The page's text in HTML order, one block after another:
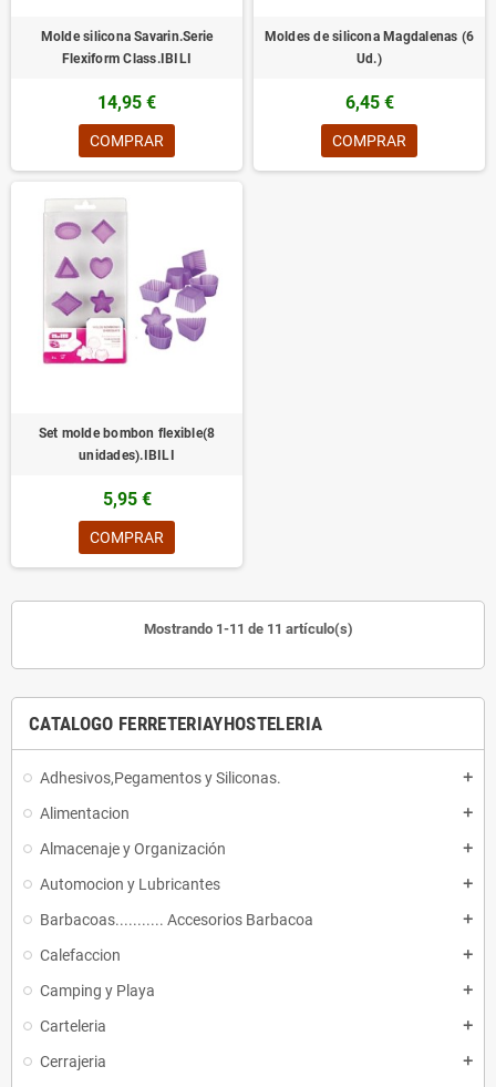
CATALOGO FERRETERIAYHOSTELERIA
Adhesivos,Pegamentos y Siliconas. add
Alimentacion add
Almacenaje y Organización add
Automocion y Lubricantes add
Barbacoas........... Accesorios Barbacoa add
Calefaccion add
Camping y Playa add
Carteleria add
Cerrajeria add
Molde silicona Savarin.Serie
Flexiform Class.IBILI
14,95 €
COMPRAR
Moldes de silicona Magdalenas (6
Ud.)
6,45 €
COMPRAR
Set molde bombon flexible(8
unidades).IBILI
5,95 €
COMPRAR
Mostrando 1-11 de 11 artículo(s)